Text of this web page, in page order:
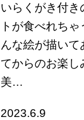
いらくがき付き
トが食べれち
んな絵が描いて
てからのお楽し
美…
2023.6.9